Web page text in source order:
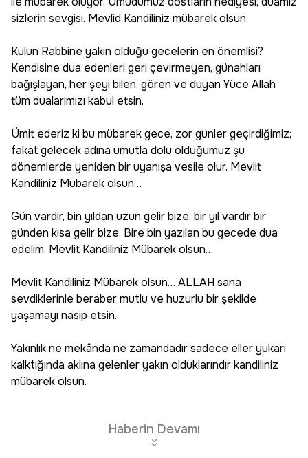
sizlerin sevgisi. Mevlid Kandiliniz mübarek olsun.
Kulun Rabbine yakın olduğu gecelerin en önemlisi?
Kendisine dua edenleri geri çevirmeyen, günahları
bağışlayan, her şeyi bilen, gören ve duyan Yüce Allah
tüm dualarımızı kabul etsin.
Ümit ederiz ki bu mübarek gece, zor günler geçirdiğimiz;
fakat gelecek adına umutla dolu olduğumuz şu
dönemlerde yeniden bir uyanışa vesile olur. Mevlit
Kandiliniz Mübarek olsun…
Gün vardır, bin yıldan uzun gelir bize, bir yıl vardır bir
günden kısa gelir bize. Bire bin yazılan bu gecede dua
edelim. Mevlit Kandiliniz Mübarek olsun…
Mevlit Kandiliniz Mübarek olsun… ALLAH sana
sevdiklerinle beraber mutlu ve huzurlu bir şekilde
yaşamayı nasip etsin.
Yakınlık ne mekânda ne zamandadır sadece eller yukarı
kalktığında aklına gelenler yakın olduklarındır kandiliniz
mübarek olsun.
Haberin Devamı